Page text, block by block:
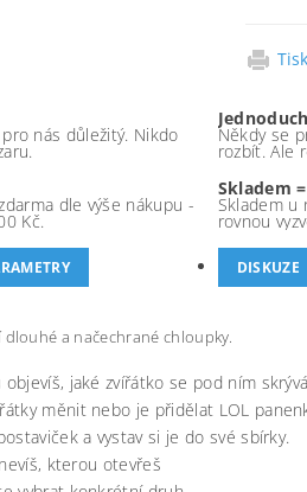
nás důležitý. Nikdo Někdy se
rozbít. Ale
dle výše nákupu -
Kč.
Skladem
Skladem u
rovnou
DISKUZE
a načechrané chloupky.
jaké zvířátko se pod ním
měnit nebo je přidělat LOL
a vystav si je do své sbírky.
kterou otevřeš